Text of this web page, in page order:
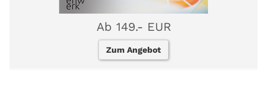
Ab 149.- EUR
Zum Angebot